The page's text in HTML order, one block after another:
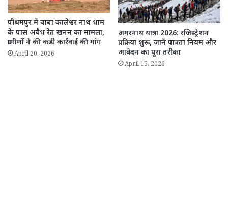
पीथमपुर में बाबा कालेश्वर नाथ धाम
के पास अवैध रेत खनन का मामला,
ग्रामीणों ने की कड़ी कार्रवाई की मांग
April 20, 2026
अमरनाथ यात्रा 2026: रजिस्ट्रेशन
प्रक्रिया शुरू, जानें पात्रता नियम और
आवेदन का पूरा तरीका
April 15, 2026